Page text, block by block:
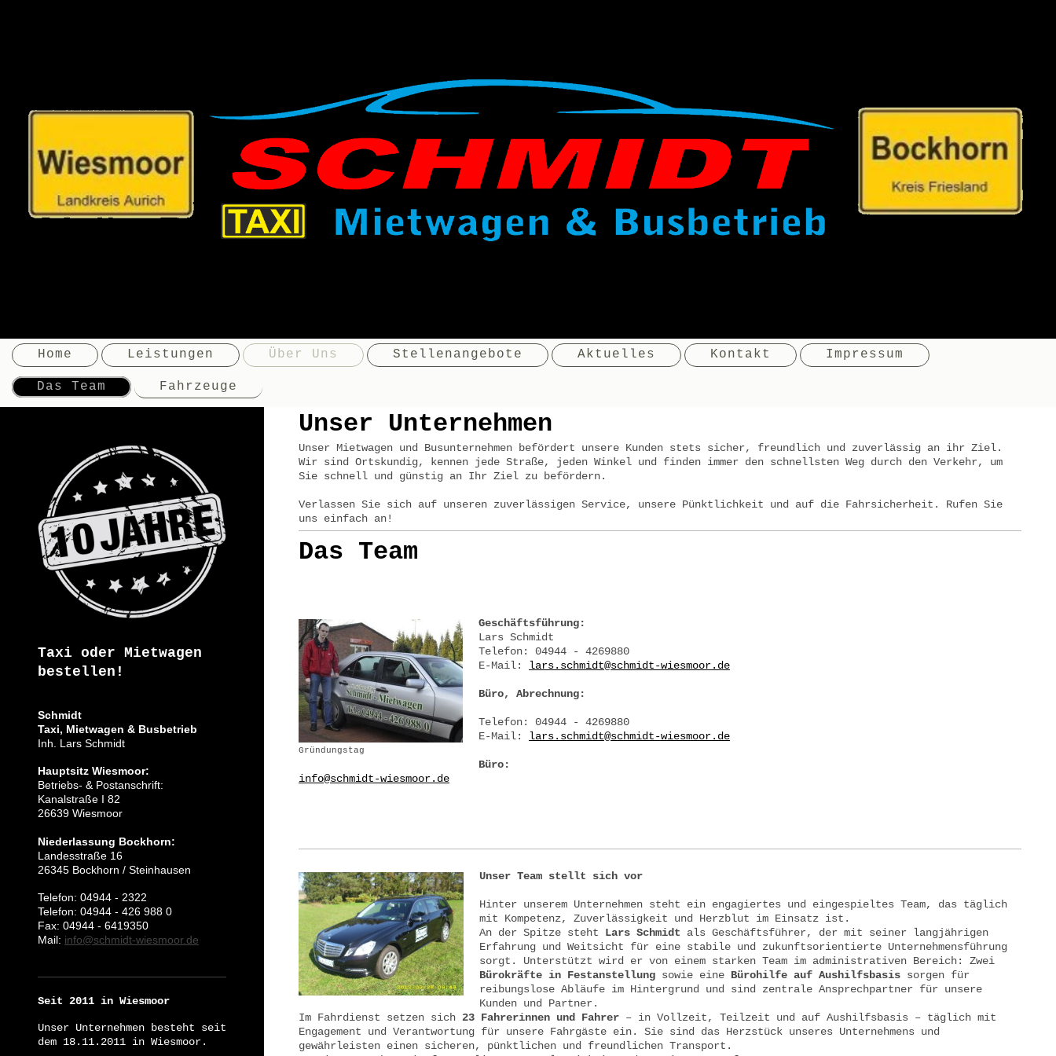
Home Leistungen Über Uns Stellenangebote Aktuelles Kontakt Impressum
Das Team Fahrzeuge
Unser Unternehmen
Unser Mietwagen und Busunternehmen befördert unsere Kunden stets sicher, freundlich und zuverlässig an ihr Ziel.
Wir sind Ortskundig, kennen jede Straße, jeden Winkel und finden immer den schnellsten Weg durch den Verkehr, um
Sie schnell und günstig an Ihr Ziel zu befördern.
Verlassen Sie sich auf unseren zuverlässigen Service, unsere Pünktlichkeit und auf die Fahrsicherheit. Rufen Sie
uns einfach an!
Das Team
Gründungstag
Geschäftsführung:
Lars Schmidt
Telefon: 04944 - 4269880
E-Mail: lars.schmidt@schmidt-wiesmoor.de
Büro, Abrechnung:
Telefon: 04944 - 4269880
E-Mail: lars.schmidt@schmidt-wiesmoor.de
Büro:
info@schmidt-wiesmoor.de
Unser Team stellt sich vor
Hinter unserem Unternehmen steht ein engagiertes und eingespieltes Team, das täglich
mit Kompetenz, Zuverlässigkeit und Herzblut im Einsatz ist.
An der Spitze steht Lars Schmidt als Geschäftsführer, der mit seiner langjährigen
Erfahrung und Weitsicht für eine stabile und zukunftsorientierte Unternehmensführung
sorgt. Unterstützt wird er von einem starken Team im administrativen Bereich: Zwei
Bürokräfte in Festanstellung sowie eine Bürohilfe auf Aushilfsbasis sorgen für
reibungslose Abläufe im Hintergrund und sind zentrale Ansprechpartner für unsere
Kunden und Partner.
Im Fahrdienst setzen sich 23 Fahrerinnen und Fahrer – in Vollzeit, Teilzeit und auf Aushilfsbasis – täglich mit
Engagement und Verantwortung für unsere Fahrgäste ein. Sie sind das Herzstück unseres Unternehmens und
gewährleisten einen sicheren, pünktlichen und freundlichen Transport.
Taxi oder Mietwagen
bestellen!
Schmidt
Taxi, Mietwagen & Busbetrieb
Inh. Lars Schmidt
Hauptsitz Wiesmoor:
Betriebs- & Postanschrift:
Kanalstraße I 82
26639 Wiesmoor
Niederlassung Bockhorn:
Landesstraße 16
26345 Bockhorn / Steinhausen
Telefon: 04944 - 2322
Telefon: 04944 - 426 988 0
Fax: 04944 - 6419350
Mail: info@schmidt-wiesmoor.de​
Seit 2011 in Wiesmoor
Unser Unternehmen besteht seit
dem 18.11.2011 in Wiesmoor.